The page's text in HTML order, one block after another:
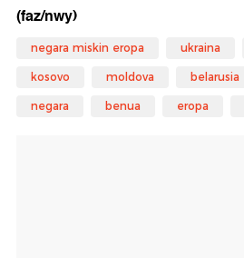
(faz/nwy)
negara miskin eropa ukraina
kosovo moldova belarusia
negara benua eropa